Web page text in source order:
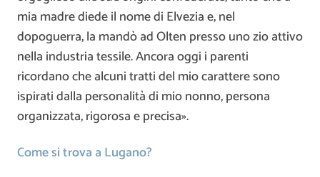
mia madre diede il nome di Elvezia e, nel
dopoguerra, la mandò ad Olten presso uno zio attivo
nella industria tessile. Ancora oggi i parenti
ricordano che alcuni tratti del mio carattere sono
ispirati dalla personalità di mio nonno, persona
organizzata, rigorosa e precisa».
Come si trova a Lugano?